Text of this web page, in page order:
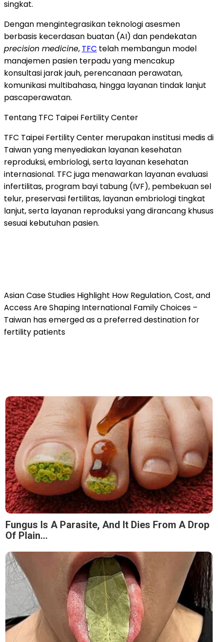
singkat.
Dengan mengintegrasikan teknologi asesmen
berbasis kecerdasan buatan (AI) dan pendekatan
precision medicine, TFC telah membangun model
manajemen pasien terpadu yang mencakup
konsultasi jarak jauh, perencanaan perawatan,
komunikasi multibahasa, hingga layanan tindak lanjut
pascaperawatan.
Tentang TFC Taipei Fertility Center
TFC Taipei Fertility Center merupakan institusi medis di
Taiwan yang menyediakan layanan kesehatan
reproduksi, embriologi, serta layanan kesehatan
internasional. TFC juga menawarkan layanan evaluasi
infertilitas, program bayi tabung (IVF), pembekuan sel
telur, preservasi fertilitas, layanan embriologi tingkat
lanjut, serta layanan reproduksi yang dirancang khusus
sesuai kebutuhan pasien.
Asian Case Studies Highlight How Regulation, Cost, and
Access Are Shaping International Family Choices –
Taiwan has emerged as a preferred destination for
fertility patients
Fungus Is A Parasite, And It Dies From A Drop
Of Plain...